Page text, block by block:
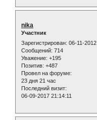
nika
Участник
Зарегистрирован: 06-11-2012
Сообщений: 714
Уважение: +195
Позитив: +487
Провел на форуме:
23 дня 21 час
Последний визит:
06-09-2017 21:14:11